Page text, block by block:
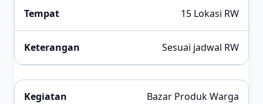
15 Lokasi RW
Sesuai jadwal RW
Bazar Produk Warga